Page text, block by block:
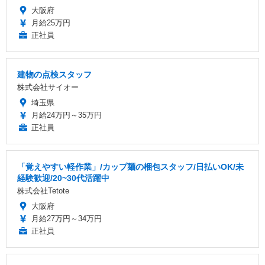
大阪府
月給25万円
正社員
建物の点検スタッフ
株式会社サイオー
埼玉県
月給24万円～35万円
正社員
「覚えやすい軽作業」/カップ麺の梱包スタッフ/日払いOK/未
経験歓迎/20~30代活躍中
株式会社Tetote
大阪府
月給27万円～34万円
正社員